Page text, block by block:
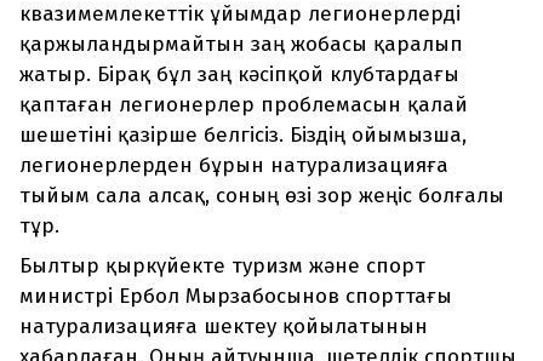
квазимемлекеттік ұйымдар легионерлерді
қаржыландырмайтын заң жобасы қаралып
жатыр. Бірақ бұл заң кәсіпқой клубтардағы
қаптаған легионерлер проблемасын қалай
шешетіні қазірше белгісіз. Біздің ойымызша,
легионерлерден бұрын натурализацияға
тыйым сала алсақ, соның өзі зор жеңіс болғалы
тұр.
Былтыр қыркүйекте туризм және спорт
министрі Ербол Мырзабосынов спорттағы
натурализацияға шектеу қойылатынын